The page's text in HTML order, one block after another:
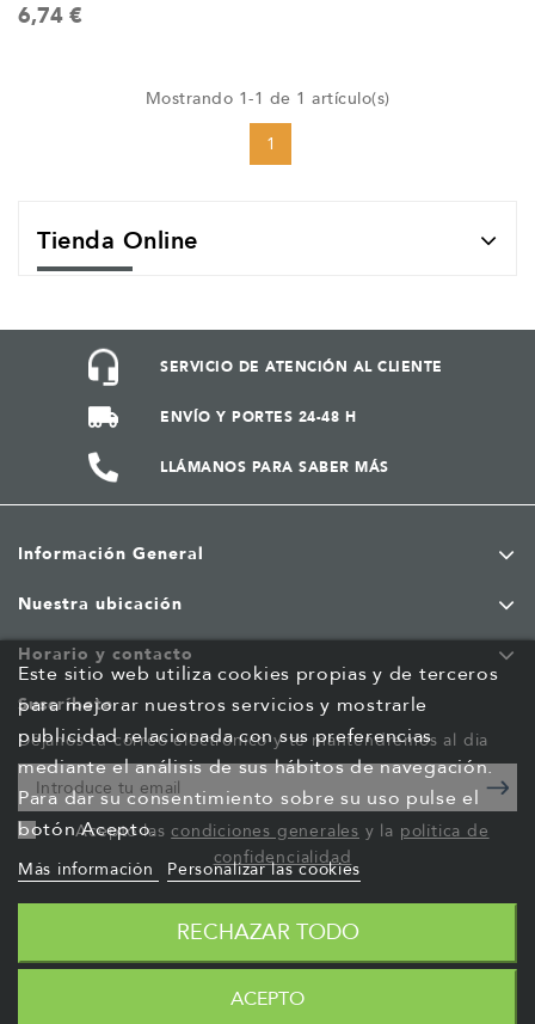
6,74 €
Mostrando 1-1 de 1 artículo(s)
1
Tienda Online
SERVICIO DE ATENCIÓN AL CLIENTE
ENVÍO Y PORTES 24-48 H
LLÁMANOS PARA SABER MÁS
Información General
Nuestra ubicación
Horario y contacto
Suscríbete
Déjanos tu correo electrónico y te mantendremos al dia
Acepto lascondiciones generales y la política de
confidencialidad
Este sitio web utiliza cookies propias y de terceros
para mejorar nuestros servicios y mostrarle
publicidad relacionada con sus preferencias
mediante el análisis de sus hábitos de navegación.
Para dar su consentimiento sobre su uso pulse el
botón Acepto.
Más información Personalizar las cookies
RECHAZAR TODO
ACEPTO
© 2026 - Lan Technology S.A.